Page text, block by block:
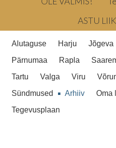
Arhiiv
vabatahtlikud juhid
ASTU
Alutaguse Harju Jõgeva
Pärnumaa
Rapla
Tartu
Valga Viru
Sündmused
Arhiiv Oma
Tegevusplaan